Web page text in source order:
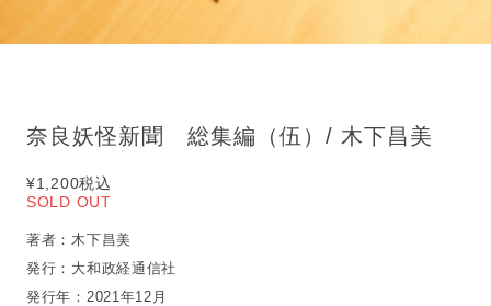
奈良妖怪新聞 総集編（伍）/ 木下昌美
¥1,200税込
SOLD OUT
著者：木下昌美
発行：大和政経通信社
発行年：2021年12月